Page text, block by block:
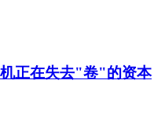
正在失去"卷"的资本